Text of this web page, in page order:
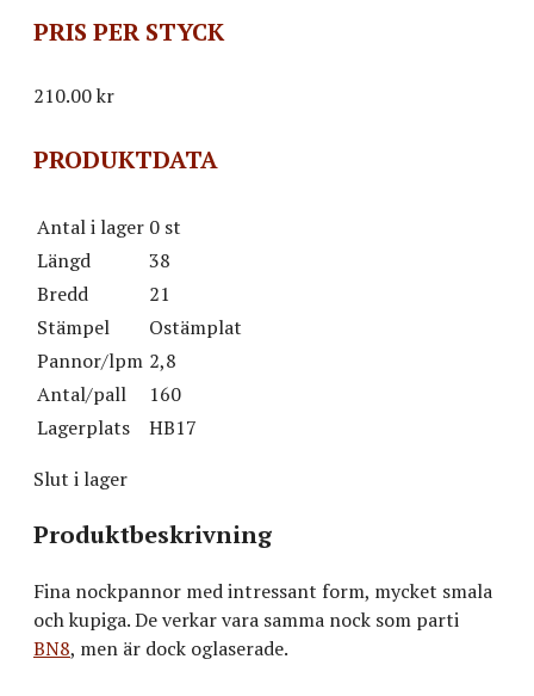
PRIS PER STYCK
210.00kr
PRODUKTDATA
Antal i lager 0 st
Längd
38
Bredd
21
Stämpel
Ostämplat
Pannor/lpm 2,8
Antal/pall
160
Lagerplats
HB17
Slut i lager
Produktbeskrivning
Fina nockpannor med intressant form, mycket smala
och kupiga. De verkar vara samma nock som parti
BN8, men är dock oglaserade.